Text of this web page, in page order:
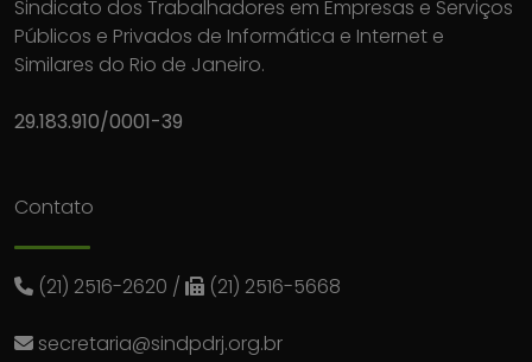
Sindicato dos Trabalhadores em Empresas e Serviços
Públicos e Privados de Informática e Internet e
Similares do Rio de Janeiro.
29.183.910/0001-39
Contato
(21) 2516-2620 / (21) 2516-5668
secretaria@sindpdrj.org.br